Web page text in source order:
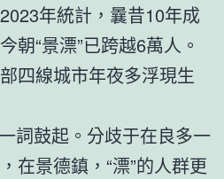
年統計，曩昔10年成
朝“景漂”已跨越6萬人。
四線城市年夜多浮現生
詞鼓起。分歧于在良多一
在景德鎮，“漂”的人群更